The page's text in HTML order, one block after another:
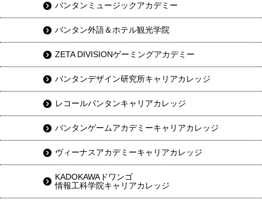
バンタンミュージックアカデミー
バンタン外語＆ホテル観光学院
ZETA DIVISIONゲーミングアカデミー
バンタンデザイン研究所キャリアカレッジ
レコールバンタンキャリアカレッジ
バンタンゲームアカデミーキャリアカレッジ
ヴィーナスアカデミーキャリアカレッジ
KADOKAWAドワンゴ
情報工科学院キャリアカレッジ